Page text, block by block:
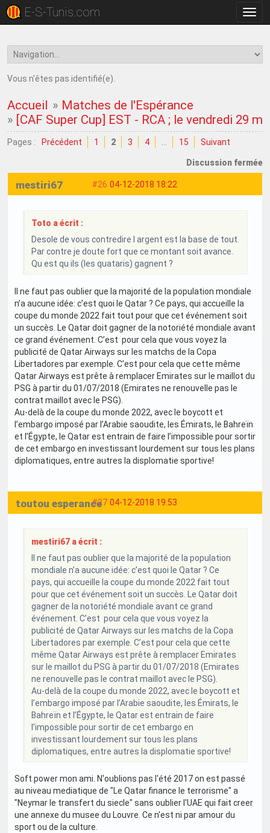
la
E-S-Tunis.com
Vous n'êtes pas identifié(e).
Accueil » Matches de l'Espérance
» [CAF Super Cup] EST - RCA ; le vendredi 29
Pages : Précédent 1 2 3 4 15 Suivant
Discussion fermée
#26 04-12-2018 18:22
mestiri67
Toto a écrit :
Desole de vous contredire l argent est la base de tout.
Par contre je doute fort que ce montant soit avance.
Qu est qu ils (les quataris) gagnent ?
Il ne faut pas oublier que la majorité de la population mondiale
n’a aucune idée: c’est quoi le Qatar ? Ce pays, qui accueille la
coupe du monde 2022 fait tout pour que cet événement soit
un succès. Le Qatar doit gagner de la notoriété mondiale avant
ce grand événement. C’est pour cela que vous voyez la
publicité de Qatar Airways sur les matchs de la Copa
Libertadores par exemple. C’est pour cela que cette même
Qatar Airways est prête à remplacer Emirates sur le maillot du
PSG à partir du 01/07/2018 (Emirates ne renouvelle pas le
contrat maillot avec le PSG).
Au-delà de la coupe du monde 2022, avec le boycott et
l’embargo imposé par l’Arabie saoudite, les Émirats, le Bahreïn
et l’Égypte, le Qatar est entrain de faire l’impossible pour sortir
de cet embargo en investissant lourdement sur tous les plans
diplomatiques, entre autres la displomatie sportive!
#27 04-12-2018 19:53
toutou esperance
mestiri67 a écrit :
Il ne faut pas oublier que la majorité de la population
mondiale n’a aucune idée: c’est quoi le Qatar ? Ce
pays, qui accueille la coupe du monde 2022 fait tout
pour que cet événement soit un succès. Le Qatar doit
gagner de la notoriété mondiale avant ce grand
événement. C’est pour cela que vous voyez la
publicité de Qatar Airways sur les matchs de la Copa
Libertadores par exemple. C’est pour cela que cette
même Qatar Airways est prête à remplacer Emirates
sur le maillot du PSG à partir du 01/07/2018 (Emirates
ne renouvelle pas le contrat maillot avec le PSG).
Au-delà de la coupe du monde 2022, avec le boycott et
l’embargo imposé par l’Arabie saoudite, les Émirats, le
Bahreïn et l’Égypte, le Qatar est entrain de faire
l’impossible pour sortir de cet embargo en
investissant lourdement sur tous les plans
diplomatiques, entre autres la displomatie sportive!
Soft power mon ami. N'oublions pas l'été 2017 on est passé
au niveau mediatique de "Le Qatar finance le terrorisme" a
"Neymar le transfert du siecle" sans oublier l'UAE qui fait creer
une annexe du musee du Louvre. Ce n'est ni par amour du
sport ou de la culture.